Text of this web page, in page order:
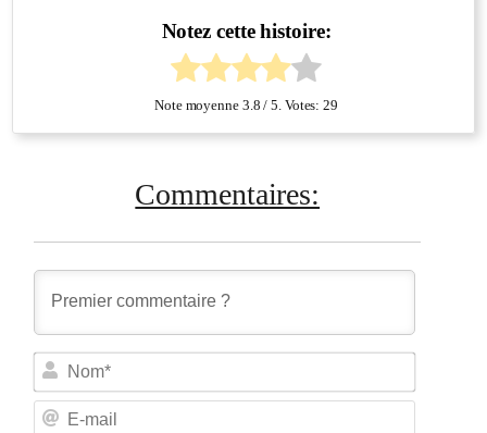
Notez cette histoire:
Note moyenne 3.8 / 5. Votes:29
Commentaires:
Nom*